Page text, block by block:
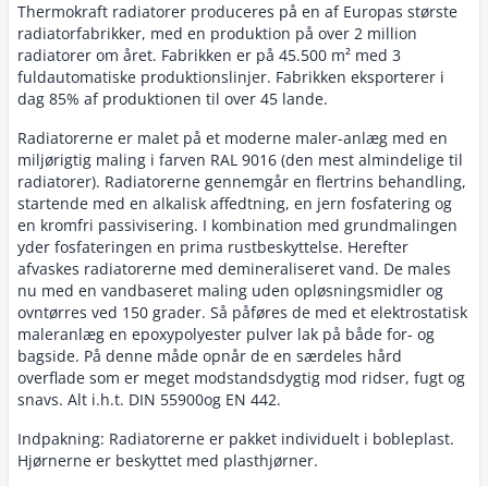
Thermokraft radiatorer produceres på en af Europas største
radiatorfabrikker, med en produktion på over 2 million
radiatorer om året. Fabrikken er på 45.500 m² med 3
fuldautomatiske produktionslinjer. Fabrikken eksporterer i
dag 85% af produktionen til over 45 lande.
Radiatorerne er malet på et moderne maler-anlæg med en
miljørigtig maling i farven RAL 9016 (den mest almindelige til
radiatorer). Radiatorerne gennemgår en flertrins behandling,
startende med en alkalisk affedtning, en jern fosfatering og
en kromfri passivisering. I kombination med grundmalingen
yder fosfateringen en prima rustbeskyttelse. Herefter
afvaskes radiatorerne med demineraliseret vand. De males
nu med en vandbaseret maling uden opløsningsmidler og
ovntørres ved 150 grader. Så påføres de med et elektrostatisk
maleranlæg en epoxypolyester pulver lak på både for- og
bagside. På denne måde opnår de en særdeles hård
overflade som er meget modstandsdygtig mod ridser, fugt og
snavs. Alt i.h.t. DIN 55900og EN 442.
Indpakning: Radiatorerne er pakket individuelt i bobleplast.
Hjørnerne er beskyttet med plasthjørner.